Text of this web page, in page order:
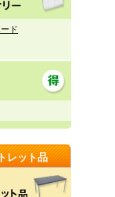
ド
レット品